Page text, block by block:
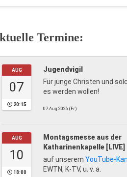
Termine:
AUG
07
20:15
Jugendvigil
Für junge Christen und
es werden wollen!
07.Aug.2026 (Fr)
AUG
10
18:00
Montagsmesse aus der
Katharinenkapelle [LIVE]
auf unserem YouTube-
EWTN, K-TV, u. v. a.